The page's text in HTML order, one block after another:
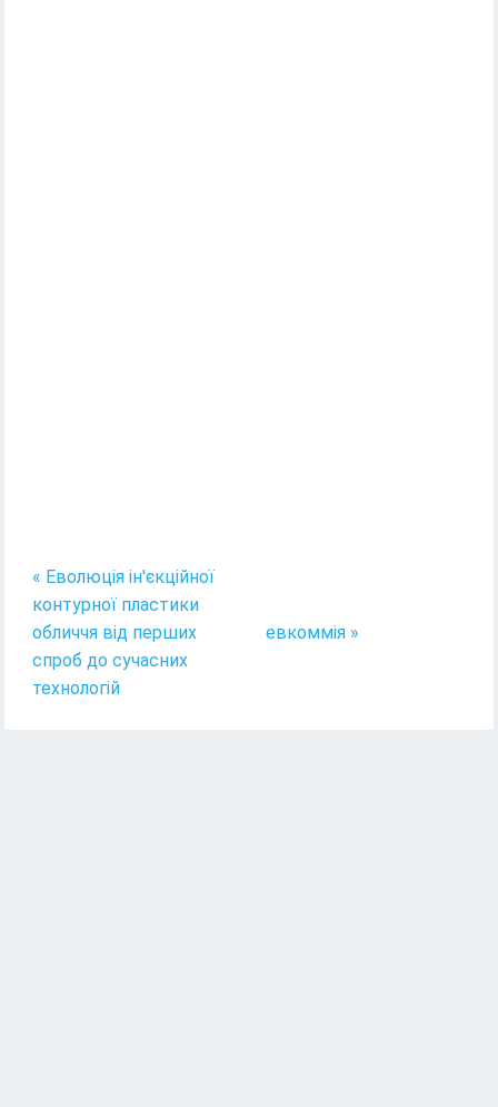
« Еволюція ін'єкційної
контурної пластики
обличчя від перших
спроб до сучасних
технологій
евкоммія »